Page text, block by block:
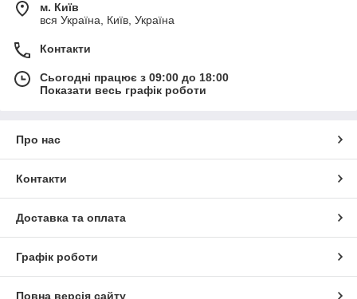
м. Київ
вся Україна, Київ, Україна
Контакти
Сьогодні працює з 09:00 до 18:00
Показати весь графік роботи
Про нас
Контакти
Доставка та оплата
Графік роботи
Повна версія сайту